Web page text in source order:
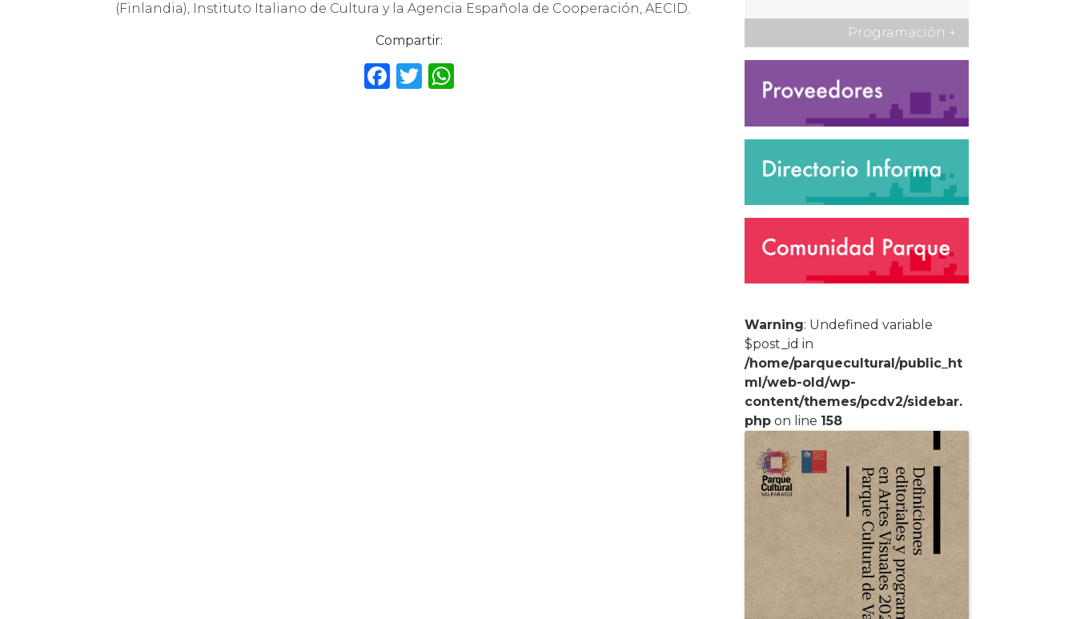
(Finlandia), Instituto Italiano de Cultura y la Agencia Española de Cooperación, AECID.
Compartir:
F T W
Programación +
Warning: Undefined variable
$post_id in
/home/parquecultural/public_ht
ml/web-old/wp-
content/themes/pcdv2/sidebar.
php on line 158